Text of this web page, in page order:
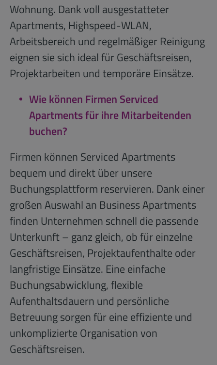
Wohnung. Dank voll ausgestatteter
Apartments, Highspeed-WLAN,
Arbeitsbereich und regelmäßiger Reinigung
eignen sie sich ideal für Geschäftsreisen,
Projektarbeiten und temporäre Einsätze.
Wie können Firmen Serviced
Apartments für ihre Mitarbeitenden
buchen?
Firmen können Serviced Apartments
bequem und direkt über unsere
Buchungsplattform reservieren. Dank einer
großen Auswahl an Business Apartments
finden Unternehmen schnell die passende
Unterkunft – ganz gleich, ob für einzelne
Geschäftsreisen, Projektaufenthalte oder
langfristige Einsätze. Eine einfache
Buchungsabwicklung, flexible
Aufenthaltsdauern und persönliche
Betreuung sorgen für eine effiziente und
unkomplizierte Organisation von
Geschäftsreisen.